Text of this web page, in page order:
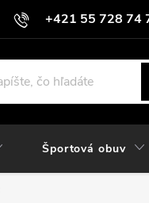
+421 55 728 74
Kontakt Hodnotenie
Športová obuv